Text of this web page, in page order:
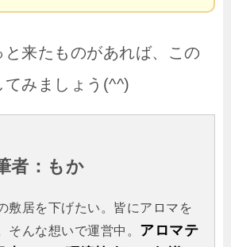
と来たものがあれば、この
みましょう(^^)
者：もか
敷居を下げたい。皆にアロマを
そんな想いで運営中。 アロマテ